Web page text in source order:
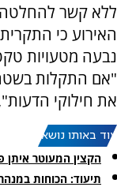
ללא קשר להחלטה
האירוע כי
נבעה מטעויות
"אם התקלות
את חילוקי
עוד באותו נושא:
הקצין המעוטר איתן
תיעוד: הכוחות